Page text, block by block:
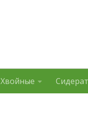
Хвойные